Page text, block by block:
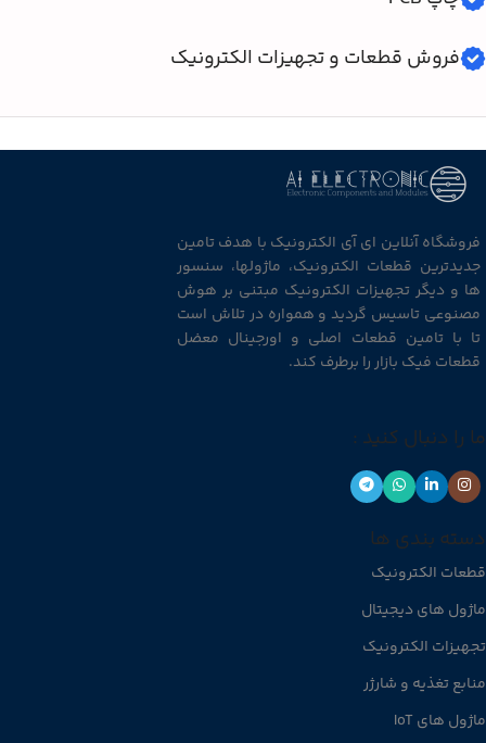
فروش قطعات و تجهیزات الکترونیک
فروشگاه آنلاین ای آی الکترونیک با هدف تامین
جدیدترین قطعات الکترونیک، ماژولها، سنسور
ها و دیگر تجهیزات الکترونیک مبتنی بر هوش
مصنوعی تاسیس گردید و همواره در تلاش است
تا با تامین قطعات اصلی و اورجینال معضل
قطعات فیک بازار را برطرف کند.
ما را دنبال کنید :
دسته بندی ها
قطعات الکترونیک
ماژول های دیجیتال
تجهیزات الکترونیک
منابع تغذیه و شارژر
ماژول های IoT